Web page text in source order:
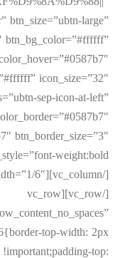
btn_size=”ubtn-large”
btn_bg_color=”#ffffff”
icon_size=”32″
sep-icon-at-left”
btn_border_size=”3″
[/vc_row][vc_row
top-width: 2px
top: